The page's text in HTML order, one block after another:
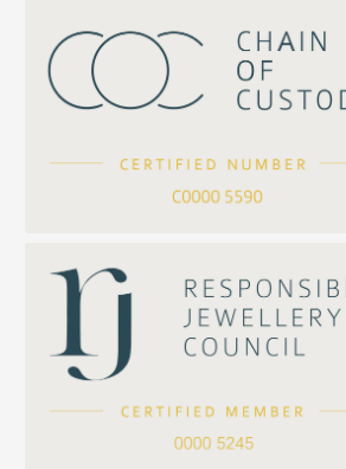
公司名稱
聯絡電話
S車花鏈系列
珍珠鏈系列
坦克鏈系列
滿天星鏈系列
方假繩鏈系列
珠扣